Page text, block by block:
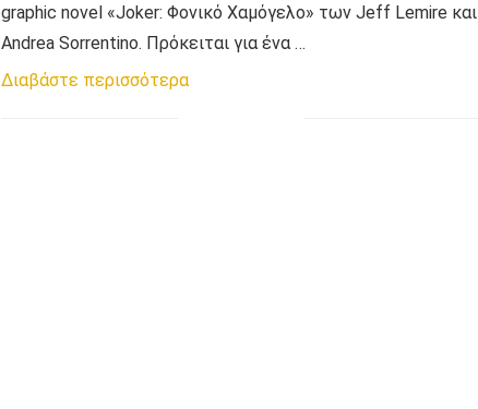
graphic novel «Joker: Φονικό Χαμόγελο» των Jeff Lemire και
Andrea Sorrentino. Πρόκειται για ένα …
Διαβάστε περισσότερα